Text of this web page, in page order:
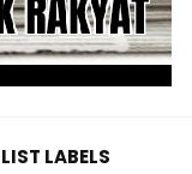
LIST LABELS